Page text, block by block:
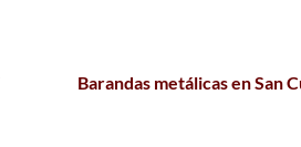
Barandas metálicas en San